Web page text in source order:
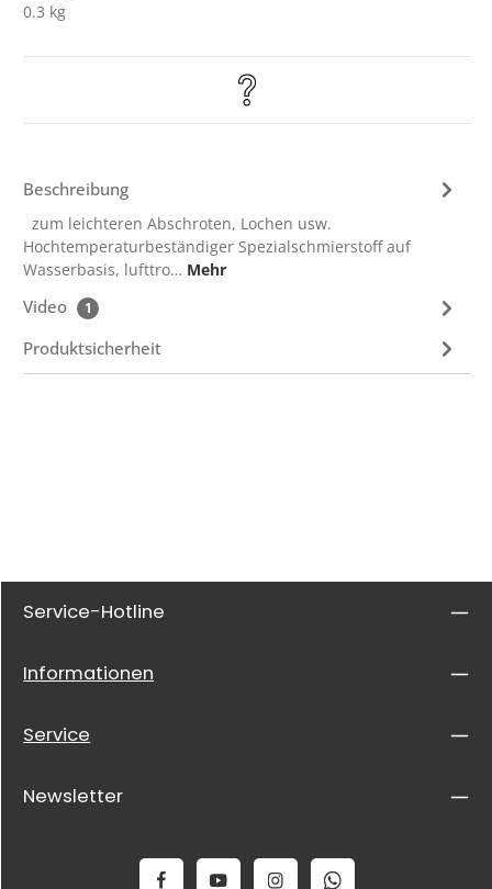
0.3 kg
Beschreibung
zum leichteren Abschroten, Lochen usw.
Hochtemperaturbeständiger Spezialschmierstoff auf
Wasserbasis, lufttro… Mehr
Video 1
Produktsicherheit
Service-Hotline
Informationen
Service
Newsletter